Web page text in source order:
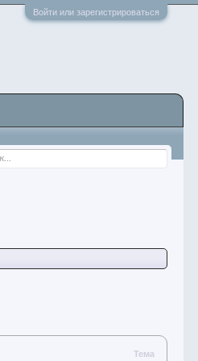
Войти или зарегистрироваться
Тема